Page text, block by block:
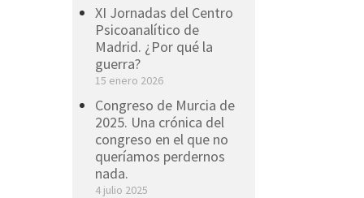
XI Jornadas del Centro
Psicoanalítico de
Madrid. ¿Por qué la
guerra?
15 enero 2026
Congreso de Murcia de
2025. Una crónica del
congreso en el que no
queríamos perdernos
nada.
4 julio 2025